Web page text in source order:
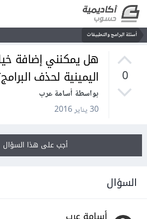
أسئلة البرامج والتطبيقات
0
هل يمكنني إضافة
اليمينية لحذف
بواسطة أسامة عرب
30 يناير 2016
أجب على هذا السؤال
السؤال